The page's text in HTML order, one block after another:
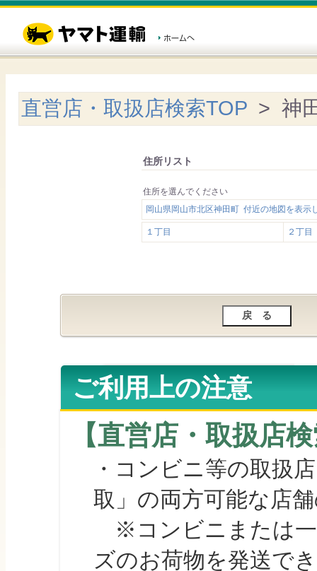
直営店・取扱店検索TOP > 神
住所リスト
住所を選んでください
岡山県岡山市北区神田町 付近の地図を表示
１丁目 ２丁目
ご利用上の注意
【直営店・取扱店
・コンビニ等の取扱
取」の両方可能な店
※コンビニまたは一
ズのお荷物を発送で